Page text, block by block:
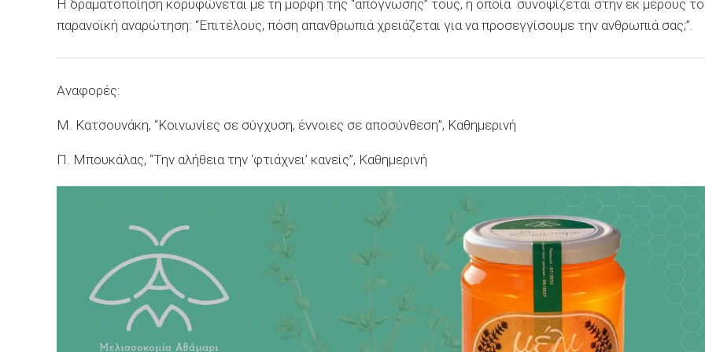
Η δραματοποίηση κορυφώνεται με τη μορφή της “απόγνωσής” τους, η οποία συνοψίζεται στην εκ μέρους
παρανοϊκή αναρώτηση: “Επιτέλους, πόση απανθρωπιά χρειάζεται για να προσεγγίσουμε την ανθρωπιά σας;”.
Αναφορές:
Μ. Κατσουνάκη, “Κοινωνίες σε σύγχυση, έννοιες σε αποσύνθεση”, Καθημερινή
Π. Μπουκάλας, “Την αλήθεια την ‘φτιάχνει’ κανείς”, Καθημερινή